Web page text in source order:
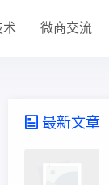
术 微商交流
最新文章